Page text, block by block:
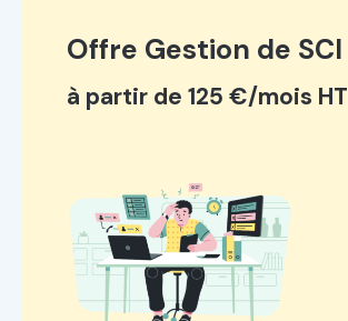
Offre Gestion de SCI
à partir de 125 €/mois HT